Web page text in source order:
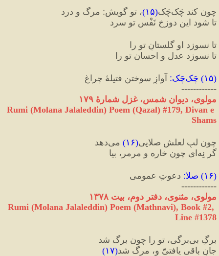
چون کند چَک‌چَک (۱۵)، تو گویش: مرگ و درد
تا شود این دوزخِ نَفْسِ تو سرد
تا نسوزد او گلستانِ تو را
تا نسوزد عدل و احسانِ تو را
(۱۵) چَک‌چَک : آوازِ سوختن فتیلهٔ چراغ
------------
مولوی، دیوان شمس، غزل شمارهٔ ۱۷۹
Rumi (Molana Jalaleddin) Poem (Qazal) #179, Divan e
Shams
چون لبِ لعلش صلایی(۱۶) می‌دهد
گر نِه‌ای چون خاره و مرمر، بیا
(۱۶) صلا: دعوتِ عمومی
------------
مولوی، مثنوی، دفتر دوم، بیت ۱۳۷۸
Rumi (Molana Jalaleddin) Poem (Mathnavi), Book #2,
Line #1378
برگِ بی‌‏برگی، تو را چون برگ شد
جانِ باقی یافتیّ و، مرگ شد(۱۷)